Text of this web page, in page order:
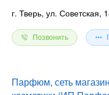
г. Тверь, ул. Советская,
Позвонить
Парфюм, сеть